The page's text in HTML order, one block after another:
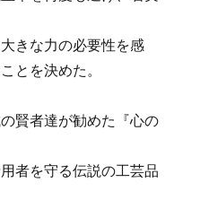
きな力の必要性を感
とを決めた。
賢者達が勧めた『心の
者を守る伝説の工芸品